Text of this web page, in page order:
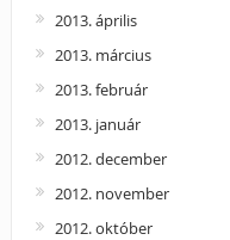
2013. április
2013. március
2013. február
2013. január
2012. december
2012. november
2012. október